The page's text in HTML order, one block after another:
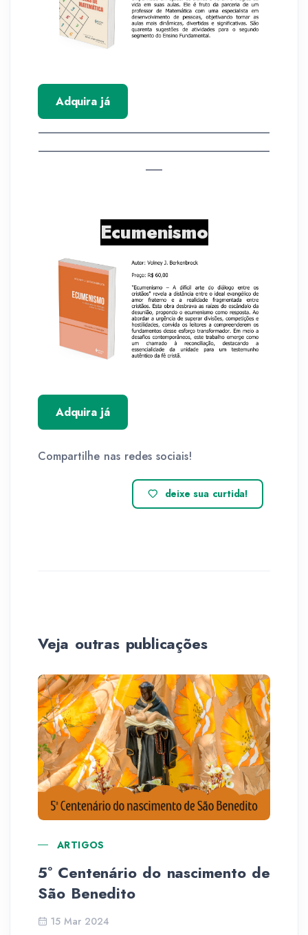
Adquira já
__________________________________________
__________________________________________
___
Ecumenismo
Adquira já
Compartilhe nas redes sociais!
deixe sua curtida!
Veja outras publicações
ARTIGOS
5º Centenário do nascimento de
São Benedito
15 Mar 2024